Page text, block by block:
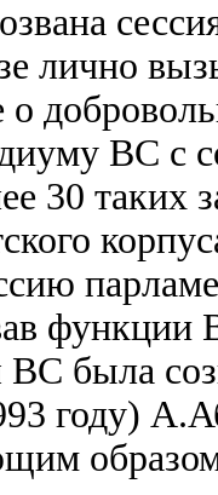
лично
о
ВС с
30 таких
была
году)